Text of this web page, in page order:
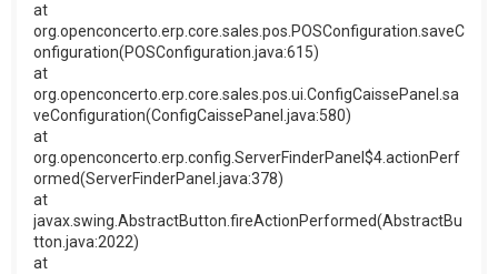
at
org.openconcerto.erp.core.sales.pos.POSConfiguration.saveC
onfiguration(POSConfiguration.java:615)
at
org.openconcerto.erp.core.sales.pos.ui.ConfigCaissePanel.sa
veConfiguration(ConfigCaissePanel.java:580)
at
org.openconcerto.erp.config.ServerFinderPanel$4.actionPerf
ormed(ServerFinderPanel.java:378)
at
javax.swing.AbstractButton.fireActionPerformed(AbstractBu
tton.java:2022)
at